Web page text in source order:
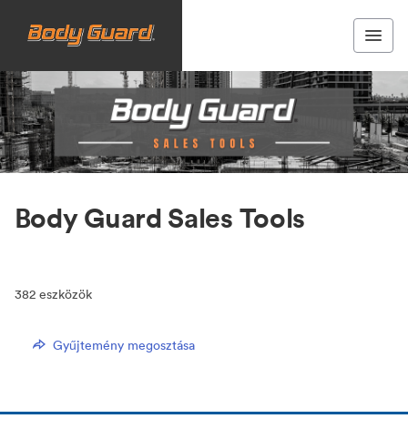
Body Guard Sales Tools
382 eszközök
Gyűjtemény megosztása